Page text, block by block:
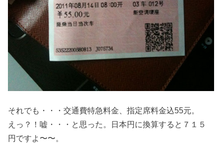
それでも・・・交通費特急料金、指定席料金込55元。
えっ？！嘘・・・と思った。日本円に換算すると７１５
円ですよ〜〜。